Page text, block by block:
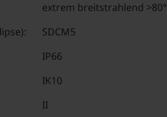
extrem breitstrahlend >80°
SDCM5
IP66
IK10
II